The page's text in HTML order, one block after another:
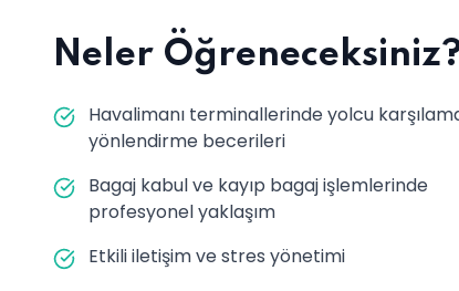
Neler
Havalimanı terminallerinde yolcu
yönlendirme becerileri
Bagaj kabul ve kayıp bagaj işlemlerinde
profesyonel yaklaşım
Etkili iletişim ve stres yönetimi